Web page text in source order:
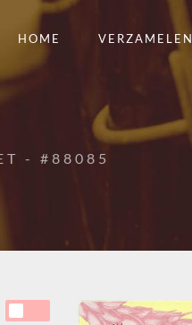
HOME VERZAMELEN
- #88085